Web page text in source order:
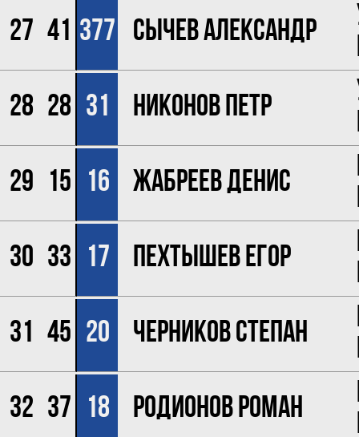
27 41 377 Сычев Александр
28 28 31 Никонов Петр
29 15 16 Жабреев Денис
30 33 17 Пехтышев Егор
31 45 20 Черников Степан
32 37 18 Родионов Роман